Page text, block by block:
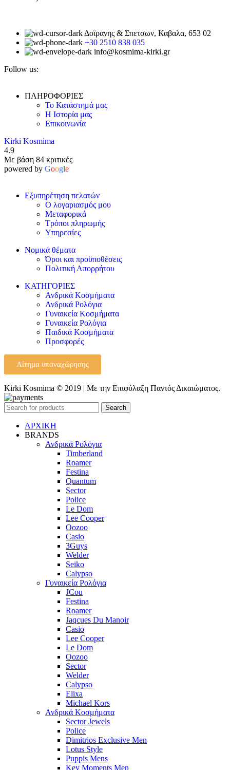
Δοϊρανης & Σπετσων, Καβαλα, 653 02
+30 2510 838 035
info@kosmima-kirki.gr
Follow us:
ΠΛΗΡΟΦΟΡΙΕΣ
Το Κατάστημά μας
Η Ιστορία μας
Επικοινωνία
Kirki Kosmima
4.9
Με βάση 84 κριτικές
powered by Google
Εξυπηρέτηση πελατών
Ο λογαριασμός μου
Μεταφορικά
Τρόποι πληρωμής
Υπηρεσίες
Νομικά θέματα
Όροι και προϋποθέσεις
Πολιτική Απορρήτου
ΚΑΤΗΓΟΡΙΕΣ
Ανδρικά Κοσμήματα
Ανδρικά Ρολόγια
Γυναικεία Κοσμήματα
Γυναικεία Ρολόγια
Παιδικά Κοσμήματα
Προσφορές
Αίτημα υπαναχώρησης
Kirki Kosmima © 2019 | Με την Επιφύλαξη Παντός Δικαιώματος.
Search
ΑΡΧΙΚΗ
BRANDS
Ανδρικά Ρολόγια
Timberland
Roamer
Festina
Quantum
Sector
Police
Le Dom
Lee Cooper
Oozoo
Casio
3Guys
Welder
Seiko
Calypso
Γυναικεία Ρολόγια
JCou
Festina
Roamer
Jaqcues Du Manoir
Casio
Lee Cooper
Le Dom
Oozoo
Sector
Welder
Calypso
Elixa
Michael Kors
Ανδρικά Κοσμήματα
Sector Jewels
Police
Dimitrios Exclusive Men
Lotus Style
Puppis Mens
Key Moments Men